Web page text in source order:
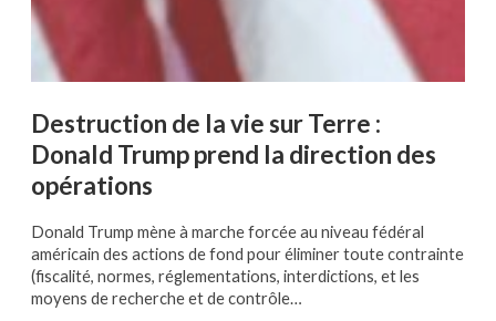
Destruction de la vie sur Terre :
Donald Trump prend la direction des
opérations
Donald Trump mène à marche forcée au niveau fédéral
américain des actions de fond pour éliminer toute contrainte
(fiscalité, normes, réglementations, interdictions, et les
moyens de recherche et de contrôle…